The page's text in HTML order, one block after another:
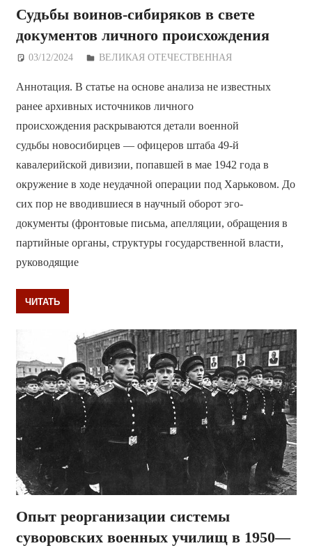
Судьбы воинов-сибиряков в свете
документов личного происхождения
03/12/2024 Дежурный по Редакции
ВЕЛИКАЯ ОТЕЧЕСТВЕННАЯ
Аннотация. В статье на основе анализа не известных
ранее архивных источников личного
происхождения раскрываются детали военной
судьбы новосибирцев — офицеров штаба 49-й
кавалерийской дивизии, попавшей в мае 1942 года в
окружение в ходе неудачной операции под Харьковом. До
сих пор не вводившиеся в научный оборот эго-
документы (фронтовые письма, апелляции, обращения в
партийные органы, структуры государственной власти,
руководящие
ЧИТАТЬ
Опыт реорганизации системы
суворовских военных училищ в 1950—